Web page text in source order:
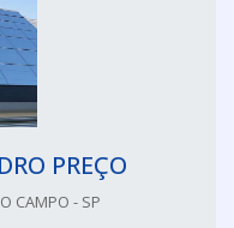
PREÇO
CAMPO - SP